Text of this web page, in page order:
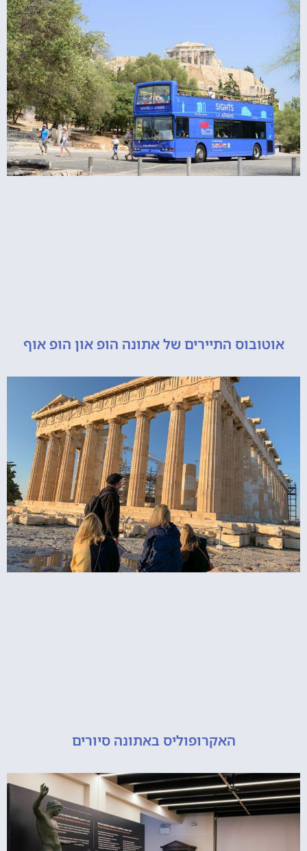
התיירים של אתונה הופ און הופ אוף
האקרופוליס באתונה סיורים